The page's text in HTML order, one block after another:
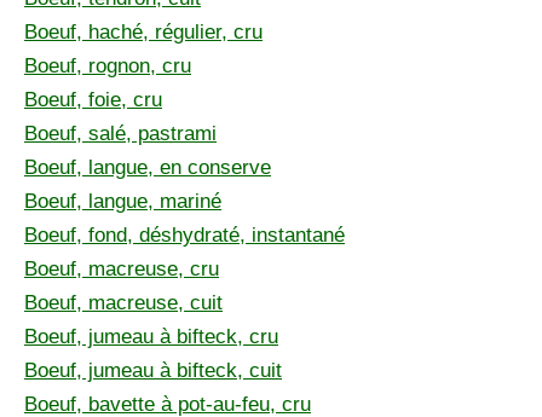
Boeuf, haché, régulier, cru
Boeuf, rognon, cru
Boeuf, foie, cru
Boeuf, salé, pastrami
Boeuf, langue, en conserve
Boeuf, langue, mariné
Boeuf, fond, déshydraté, instantané
Boeuf, macreuse, cru
Boeuf, macreuse, cuit
Boeuf, jumeau à bifteck, cru
Boeuf, jumeau à bifteck, cuit
Boeuf, bavette à pot-au-feu, cru